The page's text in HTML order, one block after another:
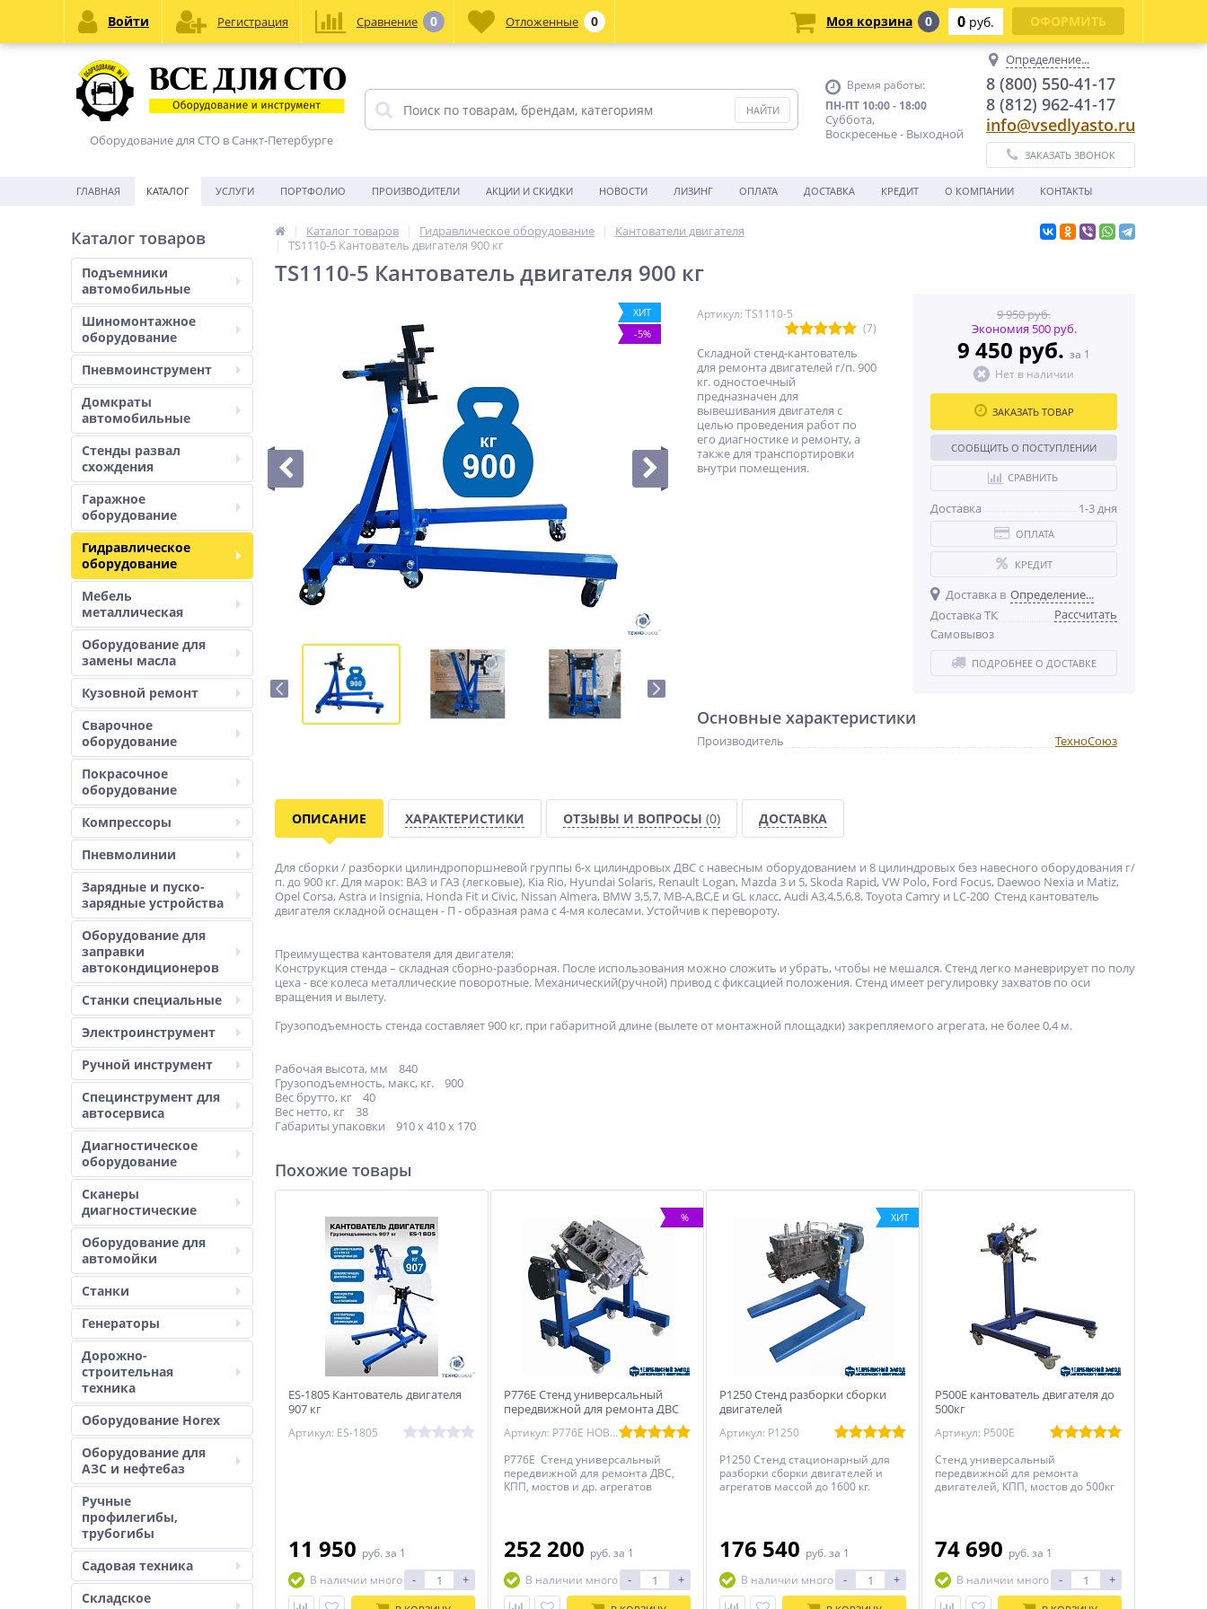
Оборудование для СТО в Санкт-Петербурге
Время работы:
ПН-ПТ 10:00 - 18:00
Суббота,
Воскресенье - Выходной
Определение...
8 (800) 550-41-17
8 (812) 962-41-17
info@vsedlyasto.ru
ЗАКАЗАТЬ ЗВОНОК
ГЛАВНАЯ КАТАЛОГ УСЛУГИ ПОРТФОЛИО ПРОИЗВОДИТЕЛИ АКЦИИ И СКИДКИ НОВОСТИ ЛИЗИНГ ОПЛАТА ДОСТАВКА КРЕДИТ О КОМПАНИИ КОНТАКТЫ
Каталог товаров
Подъемники
автомобильные
Шиномонтажное
оборудование
Пневмоинструмент
Домкраты
автомобильные
Стенды развал
схождения
Гаражное
оборудование
Гидравлическое
оборудование
Мебель
металлическая
Оборудование для
замены масла
Кузовной ремонт
Сварочное
оборудование
Покрасочное
оборудование
Компрессоры
Пневмолинии
Зарядные и пуско-
зарядные устройства
Оборудование для
заправки
автокондиционеров
Станки специальные
Электроинструмент
Ручной инструмент
Специнструмент для
автосервиса
Диагностическое
оборудование
Сканеры
диагностические
Оборудование для
автомойки
Станки
Генераторы
Дорожно-
строительная
техника
Оборудование Horex
Оборудование для
АЗС и нефтебаз
Ручные
профилегибы,
трубогибы
Садовая техника
Складское
Каталог товаров Гидравлическое оборудование
Кантователи двигателя
TS1110-5 Кантователь двигателя 900 кг
TS1110-5 Кантователь двигателя 900 кг
ХИТ
-5%
Артикул: TS1110-5
(7)
Складной стенд-кантователь
для ремонта двигателей г/п. 900
кг. одностоечный
предназначен для
вывешивания двигателя с
целью проведения работ по
его диагностике и ремонту, а
также для транспортировки
внутри помещения.
9 950 руб.
Экономия 500 руб.
9 450 руб. за 1
Нет в наличии
ЗАКАЗАТЬ ТОВАР
СООБЩИТЬ О ПОСТУПЛЕНИИ
СРАВНИТЬ
Доставка 1-3 дня
ОПЛАТА
КРЕДИТ
Доставка в Определение...
Доставка ТК
Рассчитать
Самовывоз
ПОДРОБНЕЕ О ДОСТАВКЕ
Основные характеристики
Производитель ТехноСоюз
ОПИСАНИЕ ХАРАКТЕРИСТИКИ ОТЗЫВЫ И ВОПРОСЫ (0) ДОСТАВКА
Для сборки / разборки цилиндропоршневой группы 6-х цилиндровых ДВС с навесным оборудованием и 8 цилиндровых без навесного оборудования г/
п. до 900 кг. Для марок: ВАЗ и ГАЗ (легковые), Kia Rio, Hyundai Solaris, Renault Logan, Mazda 3 и 5, Skoda Rapid, VW Polo, Ford Focus, Daewoo Nexia и Matiz,
Opel Corsa, Astra и Insignia, Honda Fit и Civic, Nissan Almera, BMW 3,5,7, MB-A,B,C,Е и GL класс, Audi A3,4,5,6,8, Toyota Camry и LC-200 Стенд кантователь
двигателя складной оснащен - П - образная рама с 4-мя колесами. Устойчив к перевороту.
Преимущества кантователя для двигателя:
Конструкция стенда – складная сборно-разборная. После использования можно сложить и убрать, чтобы не мешался. Стенд легко маневрирует по полу
цеха - все колеса металлические поворотные. Механический(ручной) привод с фиксацией положения. Стенд имеет регулировку захватов по оси
вращения и вылету.
Грузоподъемность стенда составляет 900 кг, при габаритной длине (вылете от монтажной площадки) закрепляемого агрегата, не более 0,4 м.
Рабочая высота, мм 840
Грузоподъемность, макс, кг. 900
Вес брутто, кг 40
Вес нетто, кг 38
Габариты упаковки 910 х 410 х 170
Похожие товары
ES-1805 Кантователь двигателя
907 кг
Артикул: ES-1805
11 950 руб. за 1
В наличии много
- +
%
Р776Е Стенд универсальный
передвижной для ремонта ДВС
Артикул: Р776Е НОВИНКА
Р776Е Стенд универсальный
передвижной для ремонта ДВС,
КПП, мостов и др. агрегатов
252 200 руб. за 1
В наличии много
- +
ХИТ
Р1250 Стенд разборки сборки
двигателей
Артикул: Р1250
Р1250 Стенд стационарный для
разборки сборки двигателей и
агрегатов массой до 1600 кг.
176 540 руб. за 1
В наличии много
- +
Р500Е кантователь двигателя до
500кг
Артикул: Р500Е
Стенд универсальный
передвижной для ремонта
двигателей, КПП, мостов до 500кг
74 690 руб. за 1
В наличии много
- +
Войти Регистрация Сравнение 0 Отложенные 0 Моя корзина 0 0 руб. ОФОРМИТЬ